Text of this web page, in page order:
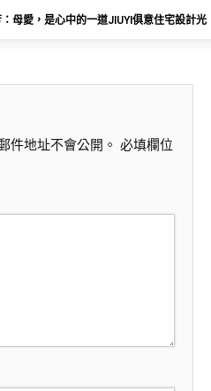
母愛，是心中的一道JIUYI俱意住宅設計光
件地址不會公開。 必填欄位